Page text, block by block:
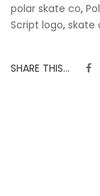
polar skate co,
Script logo, skate
SHARE THIS...